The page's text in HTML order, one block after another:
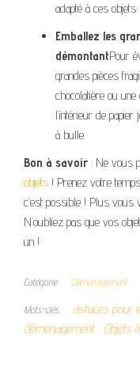
adapté à ces objets.
Emballez les
démontantPour
grandes pièces
chocolatière ou
l’intérieur de
à bulle.
Bon à savoir : Ne vous
objets ! Prenez votre
c’est possible ! Plus
N’oubliez pas que vos
un !
Catégorie Déménagement
Mots-clés
astuces pour
déménagement
Objets